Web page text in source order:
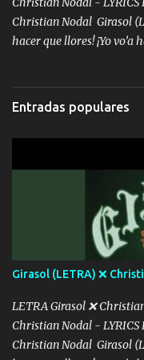
Christian Nodal Girasol
hacer que llores! ¡Yo
cada que intentas cantar
intentas rimar Pobre
con la gente Dices "Latino
menos se prudente Hoy
dientes Por falta de
consciente de los
ve el poder que tienes
álbum's "José, vibras
Entradas populares
Girasol (LETRA) ❌
LETRA Girasol ❌
Christian Nodal - LYRICS
Christian Nodal Girasol